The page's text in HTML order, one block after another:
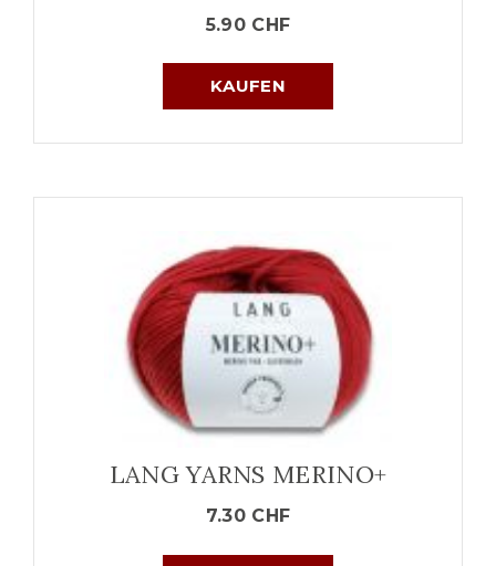
5.90 CHF
KAUFEN
LANG YARNS MERINO+
7.30 CHF